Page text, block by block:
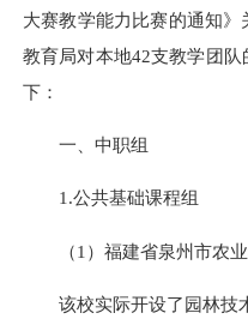
大赛教学能力比赛的通知
教育局对本地42支教学团
下：
一、中职组
1.公共基础课程组
（1）福建省泉州市农业
该校实际开设了园林技术